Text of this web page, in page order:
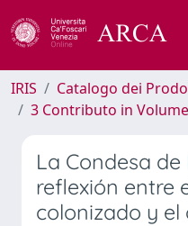
IRIS
Catalogo dei
3 Contributo in Volume
La Condesa de
reflexión entre
colonizado y el